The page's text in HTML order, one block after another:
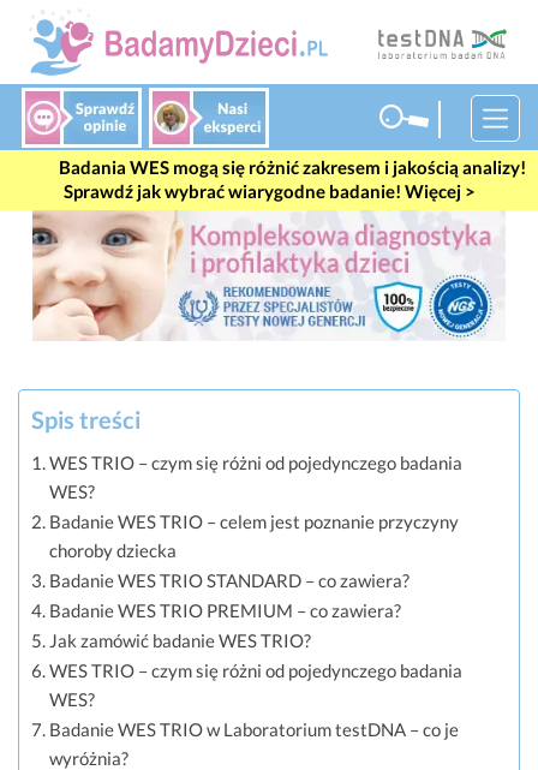
Badania WES mogą się różnić zakresem i jakością analizy!
Sprawdź jak wybrać wiarygodne badanie! Więcej >
Spis treści
WES TRIO – czym się różni od pojedynczego badania
WES?
Badanie WES TRIO – celem jest poznanie przyczyny
choroby dziecka
Badanie WES TRIO STANDARD – co zawiera?
Badanie WES TRIO PREMIUM – co zawiera?
Jak zamówić badanie WES TRIO?
WES TRIO – czym się różni od pojedynczego badania
WES?
Badanie WES TRIO w Laboratorium testDNA – co je
wyróżnia?